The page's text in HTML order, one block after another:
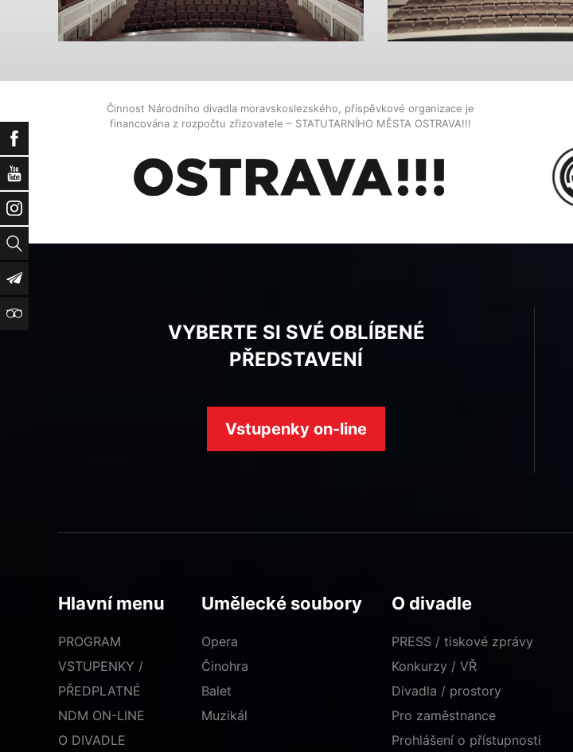
Facebook
YouTube
Instagram
Vyhledat
Newsletter
TripAdvisor
Činnost Národního divadla moravskoslezského, příspěvkové organizace je
financována z rozpočtu zřizovatele – STATUTARNÍHO MĚSTA OSTRAVA!!!
VYBERTE SI SVÉ OBLÍBENÉ
PŘEDSTAVENÍ
Vstupenky on-line
Hlavní menu
PROGRAM
VSTUPENKY /
PŘEDPLATNÉ
NDM ON-LINE
O DIVADLE
Umělecké soubory
Opera
Činohra
Balet
Muzikál
O divadle
PRESS / tiskové zprávy
Konkurzy / VŘ
Divadla / prostory
Pro zaměstnance
Prohlášení o přístupnosti